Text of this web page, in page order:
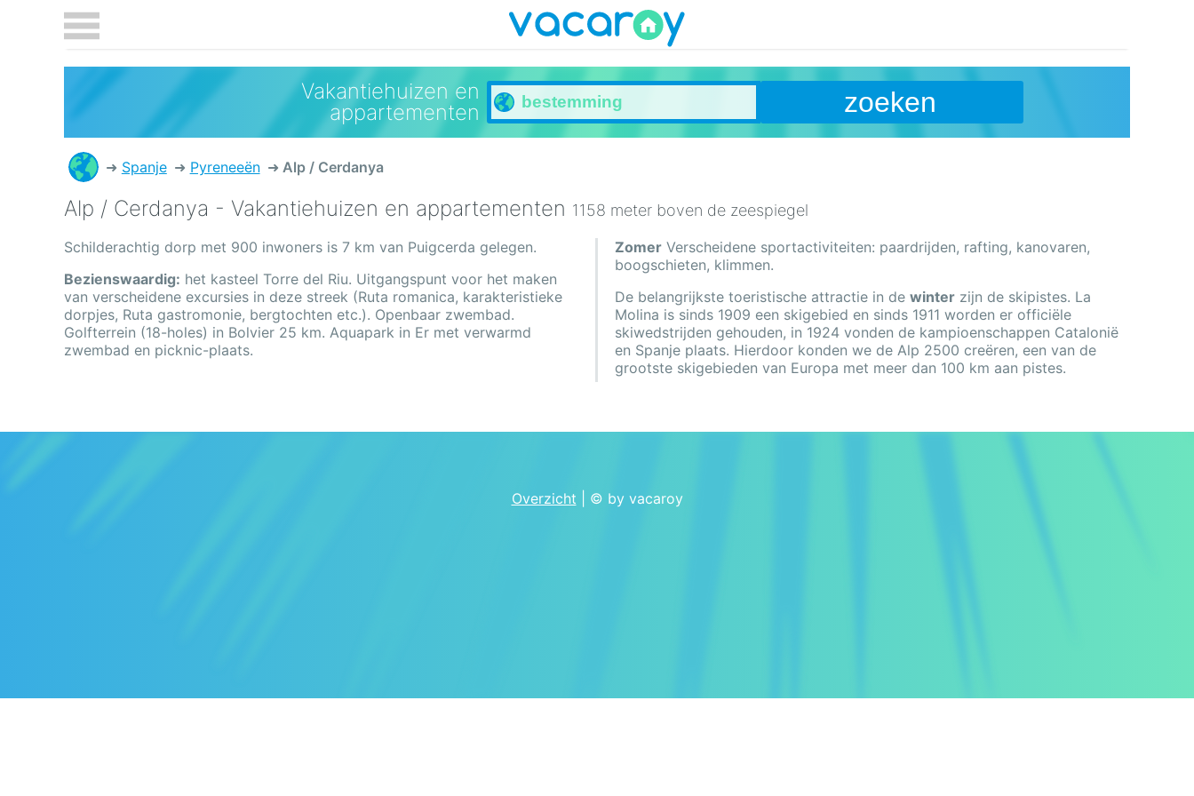
Vakantiehuizen en
appartementen
zoeken
Spanje Pyreneeën Alp / Cerdanya
Alp / Cerdanya - Vakantiehuizen en appartementen 1158 meter boven de zeespiegel
Schilderachtig dorp met 900 inwoners is 7 km van Puigcerda gelegen.
Bezienswaardig: het kasteel Torre del Riu. Uitgangspunt voor het maken
van verscheidene excursies in deze streek (Ruta romanica, karakteristieke
dorpjes, Ruta gastromonie, bergtochten etc.). Openbaar zwembad.
Golfterrein (18-holes) in Bolvier 25 km. Aquapark in Er met verwarmd
zwembad en picknic-plaats.
Zomer Verscheidene sportactiviteiten: paardrijden, rafting, kanovaren,
boogschieten, klimmen.
De belangrijkste toeristische attractie in dewinter zijn de skipistes. La
Molina is sinds 1909 een skigebied en sinds 1911 worden er officiële
skiwedstrijden gehouden, in 1924 vonden de kampioenschappen Catalonië
en Spanje plaats. Hierdoor konden we de Alp 2500 creëren, een van de
grootste skigebieden van Europa met meer dan 100 km aan pistes.
Overzicht | © by vacaroy